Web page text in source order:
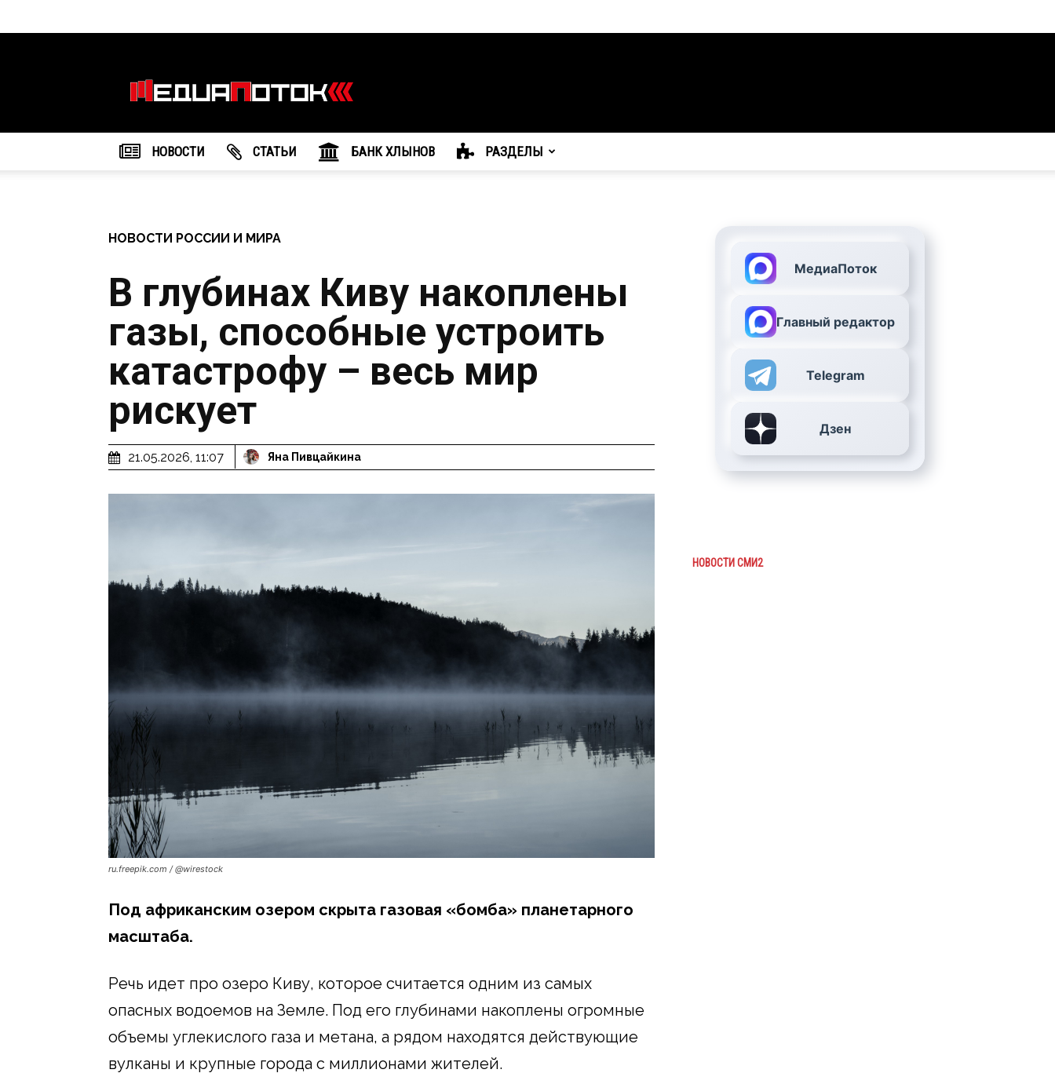
агентство
"МедиаПоток"
НОВОСТИ CТАТЬИ БАНК ХЛЫНОВ РАЗДЕЛЫ
НОВОСТИ РОССИИ И МИРА
В глубинах Киву накоплены
газы, способные устроить
катастрофу – весь мир
рискует
21.05.2026, 11:07 Яна Пивцайкина
ru.freepik.com / @wirestock
Под африканским озером скрыта газовая «бомба» планетарного
масштаба.
Речь идет про озеро Киву, которое считается одним из самых
опасных водоемов на Земле. Под его глубинами накоплены огромные
объемы углекислого газа и метана, а рядом находятся действующие
вулканы и крупные города с миллионами жителей.
МедиаПоток
Главный редактор
Telegram
Дзен
НОВОСТИ СМИ2